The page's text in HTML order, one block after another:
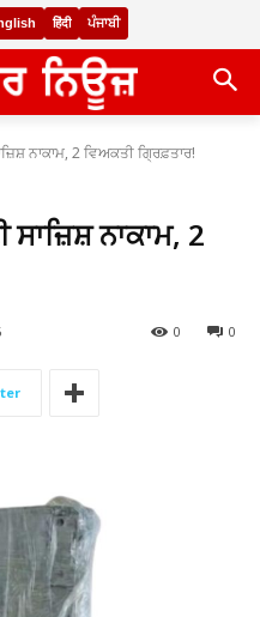
हिंदी ਪੰਜਾਬੀ
ਨਾਕਾਮ, 2 ਵਿਅਕਤੀ ਗ੍ਰਿਫ਼ਤਾਰ!
ਸਾਜ਼ਿਸ਼ ਨਾਕਾਮ, 2
0
0